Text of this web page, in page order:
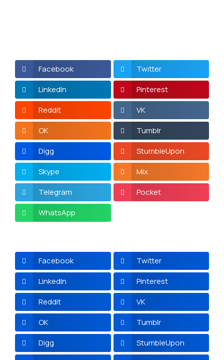
Facebook
Twitter
LinkedIn
Pinterest
Reddit
VK
OK
Tumblr
Digg
StumbleUpon
Skype
Mix
Telegram
Pocket
WhatsApp
Facebook
Twitter
LinkedIn
Pinterest
Reddit
VK
OK
Tumblr
Digg
StumbleUpon